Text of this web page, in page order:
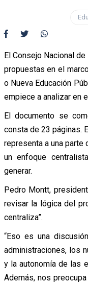
El Consejo Nacional
propuestas en el
o Nueva Educación
empiece a analizar en
El documento se
consta de 23 páginas.
representa a una parte
un enfoque
generar.
Pedro Montt,
revisar la lógica del
centraliza”.
“Eso es una
administraciones, los
y la autonomía de las
Además, nos